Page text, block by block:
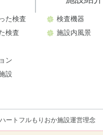
た検査
検査
ン
設
検査機器
施設内風景
ハートフルもりおか施設運営理念